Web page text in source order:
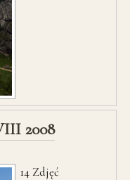
2008
14 Zdjęć